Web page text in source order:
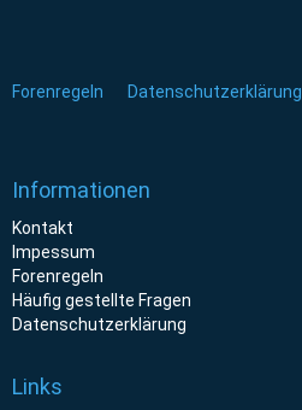
Forenregeln Datenschutzerklärung
Informationen
Kontakt
Impessum
Forenregeln
Häufig gestellte Fragen
Datenschutzerklärung
Links